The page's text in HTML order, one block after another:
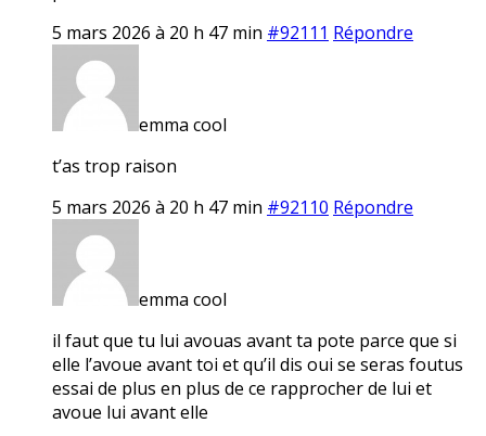
5 mars 2026 à 20 h 47 min #92111 Répondre
emma cool
t’as trop raison
5 mars 2026 à 20 h 47 min #92110 Répondre
emma cool
il faut que tu lui avouas avant ta pote parce que si
elle l’avoue avant toi et qu’il dis oui se seras foutus
essai de plus en plus de ce rapprocher de lui et
avoue lui avant elle